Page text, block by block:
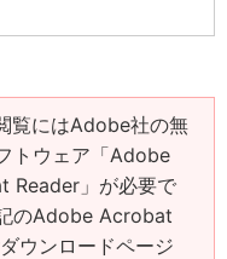
覧にはAdobe社の無
トウェア「Adobe
Reader」が必要で
のAdobe Acrobat
ウンロードページ